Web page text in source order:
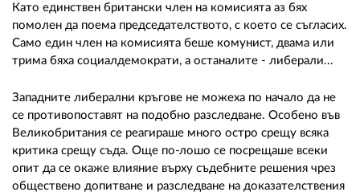
Като единствен британски член на комисията аз бях
помолен да поема председателството, с което се съгласих.
Само един член на комисията беше комунист, двама или
трима бяха социалдемократи, а останалите - либерали...
Западните либерални кръгове не можеха по начало да не
се противопоставят на подобно разследване. Особено във
Великобритания се реагираше много остро срещу всяка
критика срещу съда. Още по-лошо се посрещаше всеки
опит да се окаже влияние върху съдебните решения чрез
обществено допитване и разследване на доказателствения